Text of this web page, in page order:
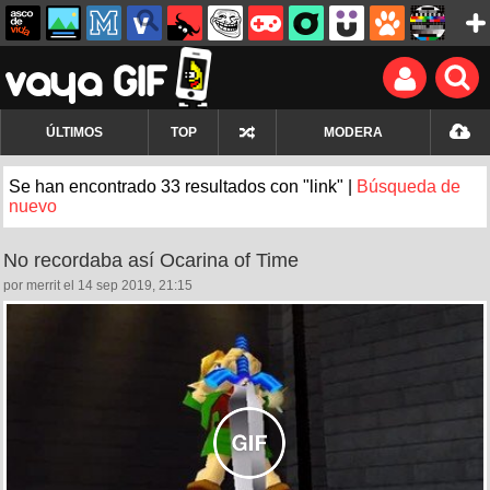
ÚLTIMOS TOP MODERA
Se han encontrado 33 resultados con "link" |
Búsqueda de
nuevo
No recordaba así Ocarina of Time
por merrit el 14 sep 2019, 21:15